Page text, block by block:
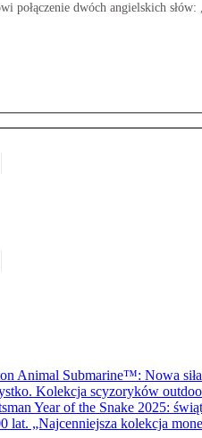
połączenie dwóch angielskich
Animal Submarine™: Nowa
Kolekcja scyzoryków
Year of the Snake 2025:
lat. „Najcenniejsza kolekcja